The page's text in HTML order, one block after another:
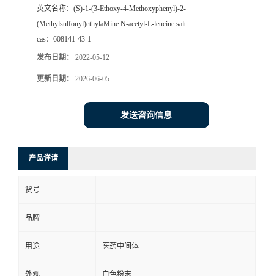
英文名称： (S)-1-(3-Ethoxy-4-Methoxyphenyl)-2-
(Methylsulfonyl)ethylaMine N-acetyl-L-leucine salt
cas： 608141-43-1
发布日期： 2022-05-12
更新日期： 2026-06-05
发送咨询信息
产品详请
货号
品牌
用途 医药中间体
外观 白色粉末